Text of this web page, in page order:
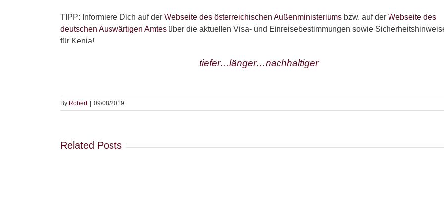
TIPP: Informiere Dich auf der Webseite des österreichischen Außenministeriums bzw. auf der Webseite des
deutschen Auswärtigen Amtes über die aktuellen Visa- und Einreisebestimmungen sowie
für Kenia!
tiefer…länger…nachhaltiger
By Robert | 09/08/2019
Related Posts